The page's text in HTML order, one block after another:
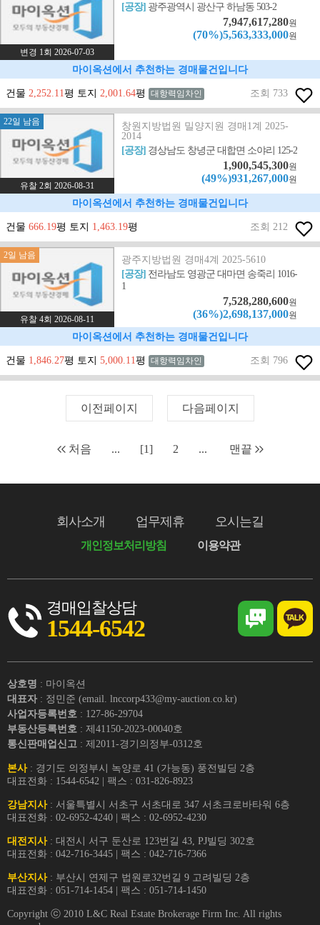
변경 1회 2026-07-03
[공장] 광주광역시 광산구 하남동 503-2
7,947,617,280원
(70%)5,563,333,000원
마이옥션에서 추천하는 경매물건입니다
건물 2,252.11평 토지 2,001.64평 대항력임차인 조회 733
22일 남음
유찰 2회 2026-08-31
창원지방법원 밀양지원 경매1계 2025-
2014
[공장] 경상남도 창녕군 대합면 소야리 125-2
1,900,545,300원
(49%)931,267,000원
마이옥션에서 추천하는 경매물건입니다
건물 666.19평 토지 1,463.19평 조회 212
2일 남음
유찰 4회 2026-08-11
광주지방법원 경매4계 2025-5610
[공장] 전라남도 영광군 대마면 송죽리 1016-
1
7,528,280,600원
(36%)2,698,137,000원
마이옥션에서 추천하는 경매물건입니다
건물 1,846.27평 토지 5,000.11평 대항력임차인 조회 796
이전페이지 다음페이지
처음 ... [1] 2 ... 맨끝
회사소개 업무제휴 오시는길
개인정보처리방침 이용약관
경매입찰상담
1544-6542
상호명 : 마이옥션
대표자 : 정민준 (email. lnccorp433@my-auction.co.kr)
사업자등록번호 : 127-86-29704
부동산등록번호 : 제41150-2023-00040호
통신판매업신고 : 제2011-경기의정부-0312호
본사: 경기도 의정부시 녹양로 41 (가능동) 풍전빌딩 2층
대표전화 : 1544-6542 | 팩스 : 031-826-8923
강남지사: 서울특별시 서초구 서초대로 347 서초크로바타워 6층
대표전화 : 02-6952-4240 | 팩스 : 02-6952-4230
대전지사: 대전시 서구 둔산로 123번길 43, PJ빌딩 302호
대표전화 : 042-716-3445 | 팩스 : 042-716-7366
부산지사: 부산시 연제구 법원로32번길 9 고려빌딩 2층
대표전화 : 051-714-1454 | 팩스 : 051-714-1450
Copyright ⓒ 2010 L&C Real Estate Brokerage Firm Inc. All rights